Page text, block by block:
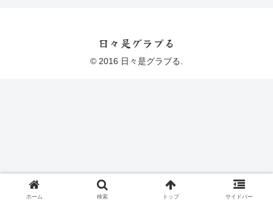
日々是グラブる
© 2016 日々是グラブる.
ホーム 検索 トップ サイドバー